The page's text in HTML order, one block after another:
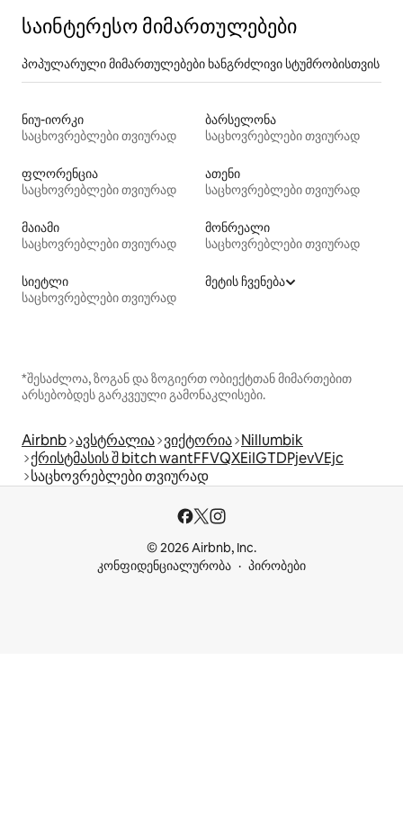
საინტერესო მიმართულებები
პოპულარული მიმართულებები ხანგრძლივი სტუმრობისთვის
ნიუ-იორკი
საცხოვრებლები თვიურად
ბარსელონა
საცხოვრებლები თვიურად
ფლორენცია
საცხოვრებლები თვიურად
ათენი
საცხოვრებლები თვიურად
მაიამი
საცხოვრებლები თვიურად
მონრეალი
საცხოვრებლები თვიურად
სიეტლი
საცხოვრებლები თვიურად
მეტის ჩვენება
*შესაძლოა, ზოგან და ზოგიერთ ობიექტთან მიმართებით
არსებობდეს გარკვეული გამონაკლისები.
Airbnb ავსტრალია ვიქტორია Nillumbik
ქრისტმასის შ bitch wantFFVQXEiIGTDPjevVEjc
საცხოვრებლები თვიურად
© 2026 Airbnb, Inc.
კონფიდენციალურობა
პირობები